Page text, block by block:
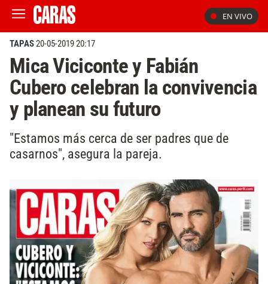
EN VIVO
TAPAS20-05-2019 20:17
Mica Viciconte y Fabián
Cubero celebran la convivencia
y planean su futuro
"Estamos más cerca de ser padres que de
casarnos", asegura la pareja.